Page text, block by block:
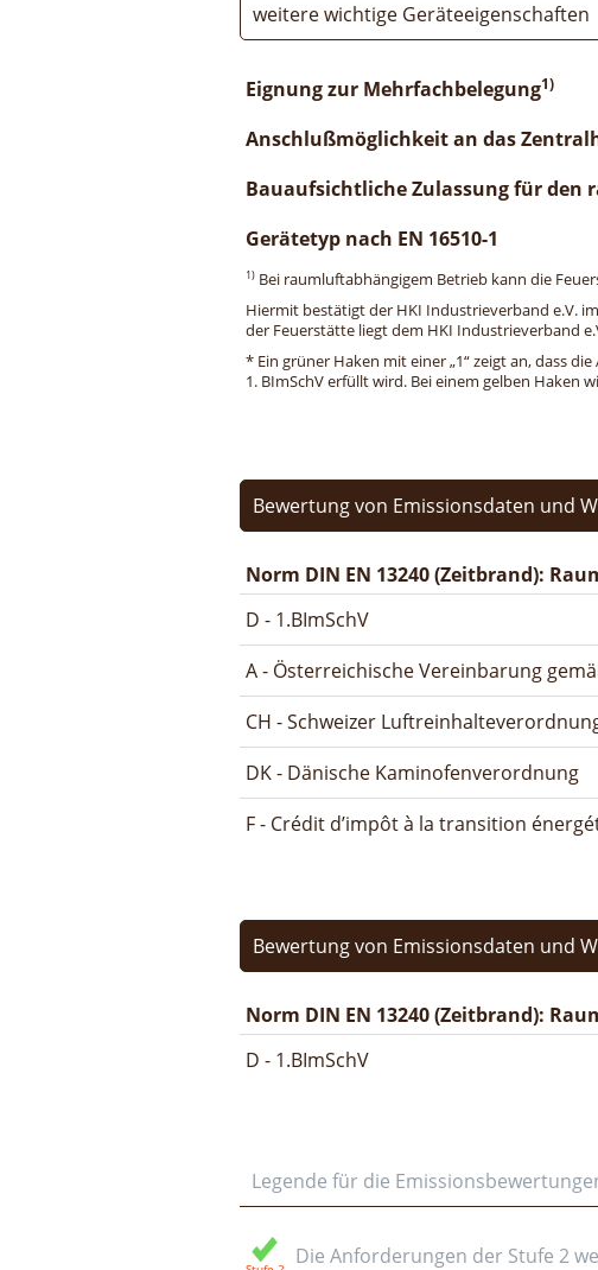
weitere wichtige Geräteeigenschaften
Eignung zur Mehrfachbelegung1)
Anschlußmöglichkeit an das
Bauaufsichtliche Zulassung für
Gerätetyp nach EN 16510-1
1) Bei raumluftabhängigem Betrieb kann die
Hiermit bestätigt der HKI Industrieverband e.V.
der Feuerstätte liegt dem HKI Industrieverband
* Ein grüner Haken mit einer „1“ zeigt an, dass
1. BImSchV erfüllt wird. Bei einem gelben Haken
Bewertung von Emissionsdaten und
Norm DIN EN 13240 (Zeitbrand):
D - 1.BImSchV
A - Österreichische Vereinbarung
CH - Schweizer
DK - Dänische Kaminofenverordnung
F - Crédit d’impôt à la transition
Bewertung von Emissionsdaten und
Norm DIN EN 13240 (Zeitbrand):
D - 1.BImSchV
Legende für die
Die Anforderungen der Stufe 2